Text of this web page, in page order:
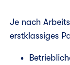
Je nach
erstklassiges